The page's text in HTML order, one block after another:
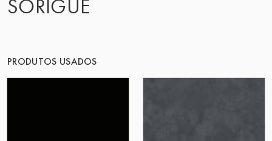
SORIGUÉ
PRODUTOS USADOS